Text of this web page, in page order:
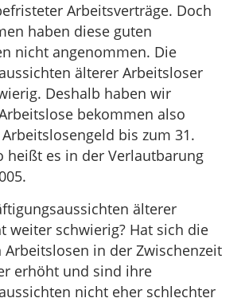
Arbeitsverträge. Doch
haben diese guten
nicht angenommen. Die
älterer Arbeitsloser
Deshalb haben wir
bekommen also
bis zum 31.
heißt es in der Verlautbarung
älterer
weiter schwierig? Hat sich die
in der Zwischenzeit
erhöht und sind ihre
nicht eher schlechter